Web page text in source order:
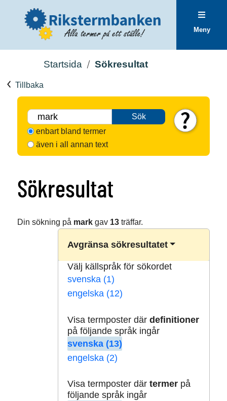
Meny
Startsida Sökresultat
Tillbaka
Sök
enbart bland termer
även i all annan text
Sökresultat
Din sökning på markgav 13träffar.
Avgränsa sökresultatet
Välj källspråk för sökordet
svenska (1)
engelska (12)
Visa termposter där definitioner
på följande språk ingår
svenska (13)
engelska (2)
Visa termposter där termerpå
följande språk ingår